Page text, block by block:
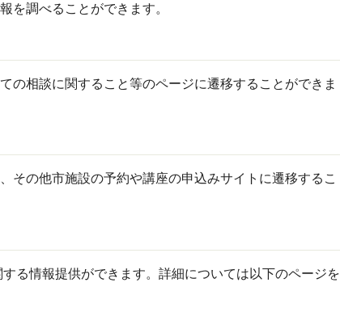
を調べることができます。
の相談に関すること等のページに遷移することができま
その他市施設の予約や講座の申込みサイトに遷移するこ
る情報提供ができます。詳細については以下のページを